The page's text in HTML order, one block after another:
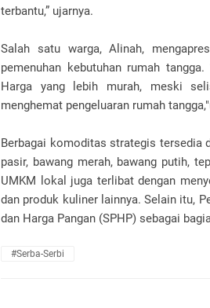
terbantu,” ujarnya.
Salah satu warga, Alinah,
pemenuhan kebutuhan rumah
Harga yang lebih murah, meski
menghemat pengeluaran rumah
Berbagai komoditas strategis tersedia
pasir, bawang merah, bawang putih,
UMKM lokal juga terlibat dengan
dan produk kuliner lainnya. Selain itu,
dan Harga Pangan (SPHP) sebagai
#Serba-Serbi